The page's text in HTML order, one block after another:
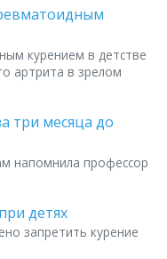
курением в детстве
артрита в зрелом
три месяца до
напомнила профессор
детях
запретить курение